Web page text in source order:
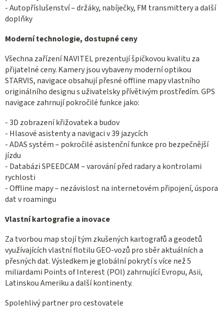
- Autopříslušenství – držáky, nabíječky, FM transmittery a další
doplňky
Moderní technologie, dostupné ceny
Všechna zařízení NAVITEL prezentují špičkovou kvalitu za
přijatelné ceny. Kamery jsou vybaveny moderní optikou
STARVIS, navigace obsahují přesné offline mapy vlastního
originálního designu s uživatelsky přívětivým prostředím. GPS
navigace zahrnují pokročilé funkce jako:
- 3D zobrazení křižovatek a budov
- Hlasové asistenty a navigaci v 39 jazycích
- ADAS systém – pokročilé asistenční funkce pro bezpečnější
jízdu
- Databázi SPEEDCAM – varování před radary a kontrolami
rychlosti
- Offline mapy – nezávislost na internetovém připojení, úspora
dat v roamingu
Vlastní kartografie a inovace
Za tvorbou map stojí tým zkušených kartografů a geodetů
využívajících vlastní flotilu GEO-vozů pro sběr aktuálních a
přesných dat. Výsledkem je globální pokrytí s více než 5
miliardami Points of Interest (POI) zahrnující Evropu, Asii,
Latinskou Ameriku a další kontinenty.
Spolehlivý partner pro cestovatele